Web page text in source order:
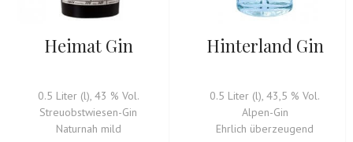
Heimat Gin
0.5 Liter (l), 43 % Vol.
Streuobstwiesen-Gin
Naturnah mild
Hinterland Gin
0.5 Liter (l), 43,5 % Vol.
Alpen-Gin
Ehrlich überzeugend